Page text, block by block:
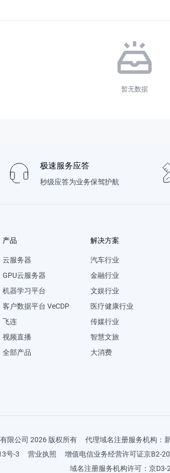
暂无数据
极速服务应答
秒级应答为业务保驾护航
产品
云服务器
GPU云服务器
机器学习平台
客户数据平台 VeCDP
飞连
视频直播
全部产品
解决方案
汽车行业
金融行业
文娱行业
医疗健康行业
传媒行业
智慧文旅
大消费
限公司 2026 版权所有 代理域名注册服务机构：
号-3 营业执照 增值电信业务经营许可证京B2-
域名注册服务机构许可：京D3-